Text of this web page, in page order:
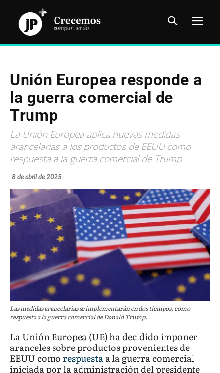
Unión Europea responde a
la guerra comercial de
Trump
La Unión Europea aplica nuevas medidas
arancelarias a los productos de EEUU como
respuesta a la guerra comercial de Trump
8 de abril de 2025
Las medidas arancelarias se implementarán en dos tiempos, como
respuesta a la guerra comercial de Donald Trump.
La Unión Europea (UE) ha decidido imponer
aranceles sobre productos provenientes de
EEUU comorespuestaa la guerra comercial
iniciada por la administración del presidente